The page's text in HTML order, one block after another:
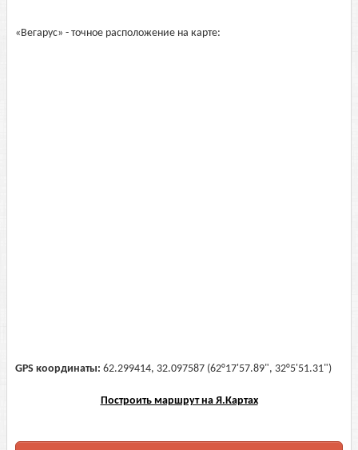
«Вегарус» - точное расположение на карте:
GPS координаты: 62.299414, 32.097587 (62°17'57.89", 32°5'51.31")
Построить маршрут на Я.Картах